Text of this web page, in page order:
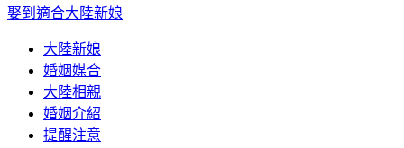
娶到適合大陸新娘
大陸新娘
婚姻媒合
大陸相親
婚姻介紹
提醒注意